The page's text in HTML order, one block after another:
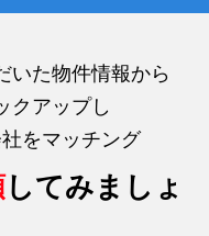
いた物件情報から
クアップし
をマッチング
してみましょ